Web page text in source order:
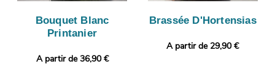
Bouquet Blanc
Printanier
A partir de 36,90 €
Brassée D'Hortensias
A partir de 29,90 €